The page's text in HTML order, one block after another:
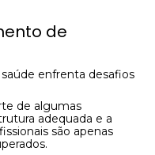
de
enfrenta desafios
de algumas
adequada e a
são apenas